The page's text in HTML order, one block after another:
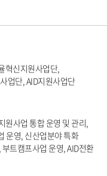
혁신지원사업단,
업단, AID지원사업단
원사업 통합 운영 및 관리,
운영, 신산업분야 특화
트캠프사업 운영, AID전환